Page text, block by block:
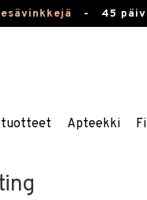
- 45
Apteekki